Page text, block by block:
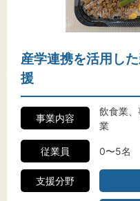
産学連携を活用し
援
事業内容
飲食業
業
従業員 0〜5名
支援分野